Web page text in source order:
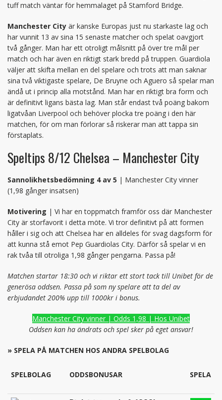
tuff match väntar för hemmalaget på Stamford Bridge.
Manchester City är kanske Europas just nu starkaste lag och
har vunnit 13 av sina 15 senaste matcher och spelat oavgjort
två gånger. Man har ett otroligt målsnitt på över tre mål per
match och har även en riktigt stark bredd på truppen. Guardiola
väljer att skifta mellan en del spelare och trots att man saknar
sina två viktigaste spelare, De Bruyne och Aguero så spelar man
ändå ut i princip alla motstånd. Man har en riktigt bra form och
är definitivt ligans bästa lag. Man står endast två poäng bakom
ligatvåan Liverpool och behöver plocka tre poäng i den här
matchen, för om man förlorar så riskerar man att tappa sin
förstaplats.
Speltips 8/12 Chelsea – Manchester City
Sannolikhetsbedömning 4 av 5 | Manchester City vinner
(1,98 gånger insatsen)
Motivering | Vi har en toppmatch framför oss där Manchester
City är storfavorit i detta möte. Vi tror definitivt på att formen
håller i sig och att Chelsea har en alldeles för svag dagsform för
att kunna stå emot Pep Guardiolas City. Därför så spelar vi en
rak tvåa till otroliga 1,98 gånger pengarna. Passa på!
Matchen startar 18:30 och vi riktar ett stort tack till Unibet för de
generösa oddsen. Passa på som ny spelare att ta del av
erbjudandet 200% upp till 1000kr i bonus.
Manchester City vinner | Odds 1,98 | Hos Unibet
Oddsen kan ha ändrats och spel sker på eget ansvar!
» SPELA PÅ MATCHEN HOS ANDRA SPELBOLAG
SPELBOLAG ODDSBONUSAR SPELA